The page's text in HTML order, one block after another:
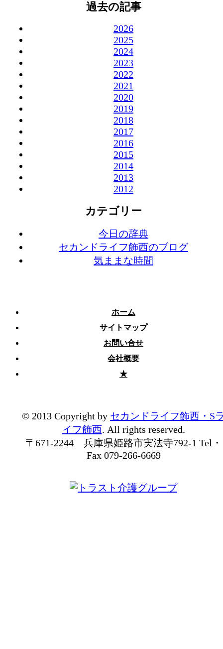
過去の記事
2026
2025
2024
2023
2022
2021
2020
2019
2018
2017
2016
2015
2014
2013
2012
カテゴリー
今日の辞典
セカンドライフ飾西のブログ
気ままな時間
ホーム
サイトマップ
お問い合せ
会社概要
★
© 2013 Copyright by セカンドライフ飾西・S
イフ飾西. All rights reserved.
〒671-2244 兵庫県姫路市実法寺792-1 Tel・
Fax 079-266-6669